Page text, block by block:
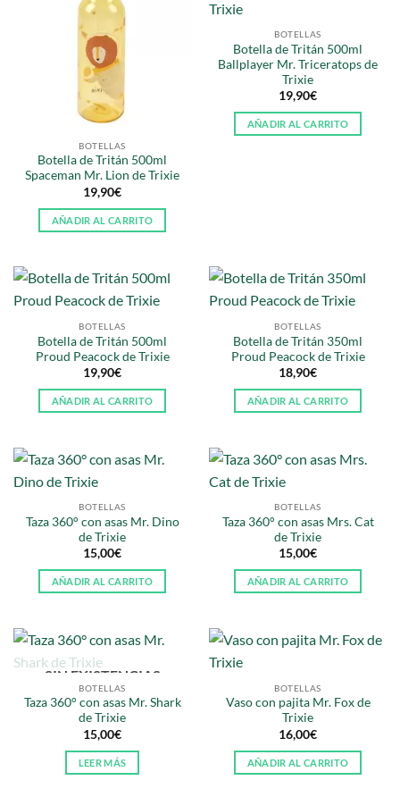
BOTELLAS
Botella de Tritán 500ml
Spaceman Mr. Lion de Trixie
19,90€
AÑADIR AL CARRITO
BOTELLAS
Botella de Tritán 500ml
Ballplayer Mr. Triceratops de
Trixie
19,90€
AÑADIR AL CARRITO
BOTELLAS
Botella de Tritán 500ml
Proud Peacock de Trixie
19,90€
AÑADIR AL CARRITO
BOTELLAS
Botella de Tritán 350ml
Proud Peacock de Trixie
18,90€
AÑADIR AL CARRITO
BOTELLAS
Taza 360° con asas Mr. Dino
de Trixie
15,00€
AÑADIR AL CARRITO
BOTELLAS
Taza 360° con asas Mrs. Cat
de Trixie
15,00€
AÑADIR AL CARRITO
SIN EXISTENCIAS
BOTELLAS
Taza 360° con asas Mr. Shark
de Trixie
15,00€
LEER MÁS
BOTELLAS
Vaso con pajita Mr. Fox de
Trixie
16,00€
AÑADIR AL CARRITO